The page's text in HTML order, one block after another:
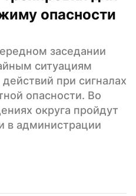
опасности
заседании
ситуациям
при сигналах
опасности. Во
округа пройдут
в администрации